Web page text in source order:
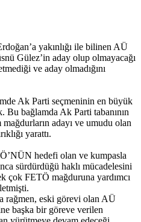
yakınlığı ile bilinen AÜ
Gülez’in aday olup olmayacağı
ve aday olmadığını
Ak Parti seçmeninin en büyük
bağlamda Ak Parti tabanının
adayı ve umudu olan
yarattı.
hedefi olan ve kumpasla
sürdürdüğü haklı mücadelesini
çok FETÖ mağduruna yardımcı
rağmen, eski görevi olan AÜ
başka bir göreve verilen